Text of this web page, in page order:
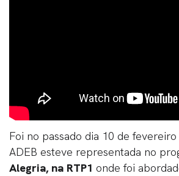
Foi no passado dia 10 de
ADEB esteve representada no
Alegria, na RTP1 onde foi